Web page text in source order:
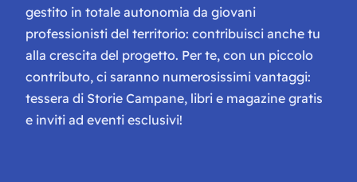
gestito in totale autonomia da giovani
professionisti del territorio: contribuisci anche tu
alla crescita del progetto. Per te, con un piccolo
contributo, ci saranno numerosissimi vantaggi:
tessera di Storie Campane, libri e magazine gratis
e inviti ad eventi esclusivi!